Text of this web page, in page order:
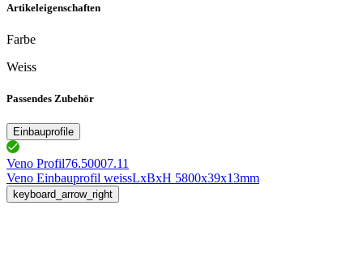
Artikeleigenschaften
Farbe
Weiss
Passendes Zubehör
Einbauprofile
Veno Profil76.50007.11
Veno Einbauprofil weissLxBxH 5800x39x13mm
keyboard_arrow_right